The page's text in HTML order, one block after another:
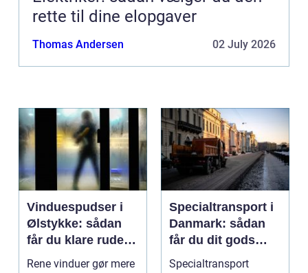
rette til dine elopgaver
Thomas Andersen 02 July 2026
Vinduespudser i
Ølstykke: sådan
får du klare ruder
året rundt
Rene vinduer gør mere
Specialtransport i
Danmark: sådan
får du dit gods
sikkert frem
Specialtransport